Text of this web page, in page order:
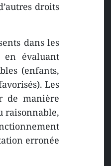
droits
dans les
en évaluant
(enfants,
Les
de manière
raisonnable,
erronée